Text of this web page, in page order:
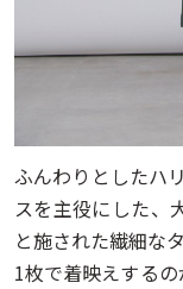
ふんわりとしたハ
スを主役にした、
と施された繊細な
1枚で着映えする